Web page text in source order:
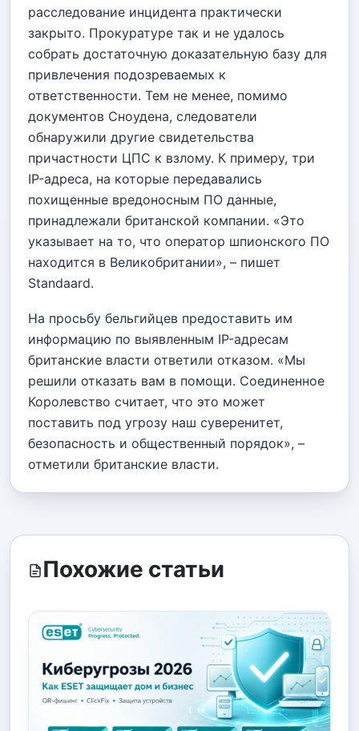
расследование инцидента практически
закрыто. Прокуратуре так и не удалось
собрать достаточную доказательную базу для
привлечения подозреваемых к
ответственности. Тем не менее, помимо
документов Сноудена, следователи
обнаружили другие свидетельства
причастности ЦПС к взлому. К примеру, три
IP-адреса, на которые передавались
похищенные вредоносным ПО данные,
принадлежали британской компании. «Это
указывает на то, что оператор шпионского ПО
находится в Великобритании», – пишет
Standaard.
На просьбу бельгийцев предоставить им
информацию по выявленным IP-адресам
британские власти ответили отказом. «Мы
решили отказать вам в помощи. Соединенное
Королевство считает, что это может
поставить под угрозу наш суверенитет,
безопасность и общественный порядок», –
отметили британские власти.
Похожие статьи